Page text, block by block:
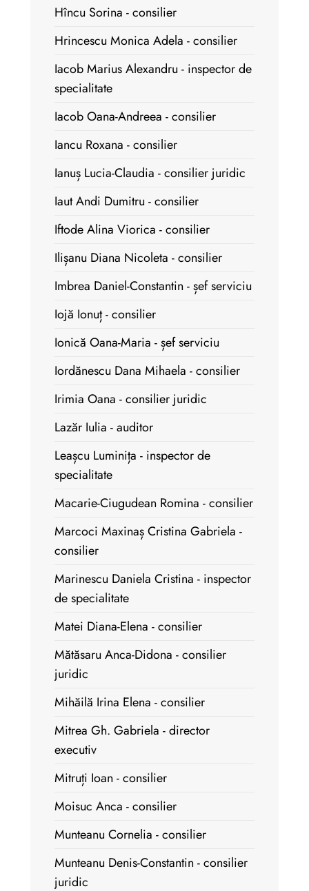
Hîncu Sorina - consilier
Hrincescu Monica Adela - consilier
Iacob Marius Alexandru - inspector de
specialitate
Iacob Oana-Andreea - consilier
Iancu Roxana - consilier
Ianuș Lucia-Claudia - consilier juridic
Iaut Andi Dumitru - consilier
Iftode Alina Viorica - consilier
Ilișanu Diana Nicoleta - consilier
Imbrea Daniel-Constantin - șef serviciu
Iojă Ionuț - consilier
Ionică Oana-Maria - șef serviciu
Iordănescu Dana Mihaela - consilier
Irimia Oana - consilier juridic
Lazăr Iulia - auditor
Leașcu Luminița - inspector de
specialitate
Macarie-Ciugudean Romina - consilier
Marcoci Maxinaș Cristina Gabriela -
consilier
Marinescu Daniela Cristina - inspector
de specialitate
Matei Diana-Elena - consilier
Mătăsaru Anca-Didona - consilier
juridic
Mihăilă Irina Elena - consilier
Mitrea Gh. Gabriela - director
executiv
Mitruți Ioan - consilier
Moisuc Anca - consilier
Munteanu Cornelia - consilier
Munteanu Denis-Constantin - consilier
juridic